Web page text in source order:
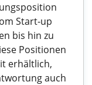
Start-up
bis hin zu
Positionen
erhältlich,
auch